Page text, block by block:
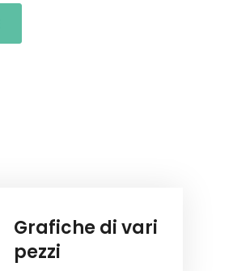
Grafiche di vari
pezzi